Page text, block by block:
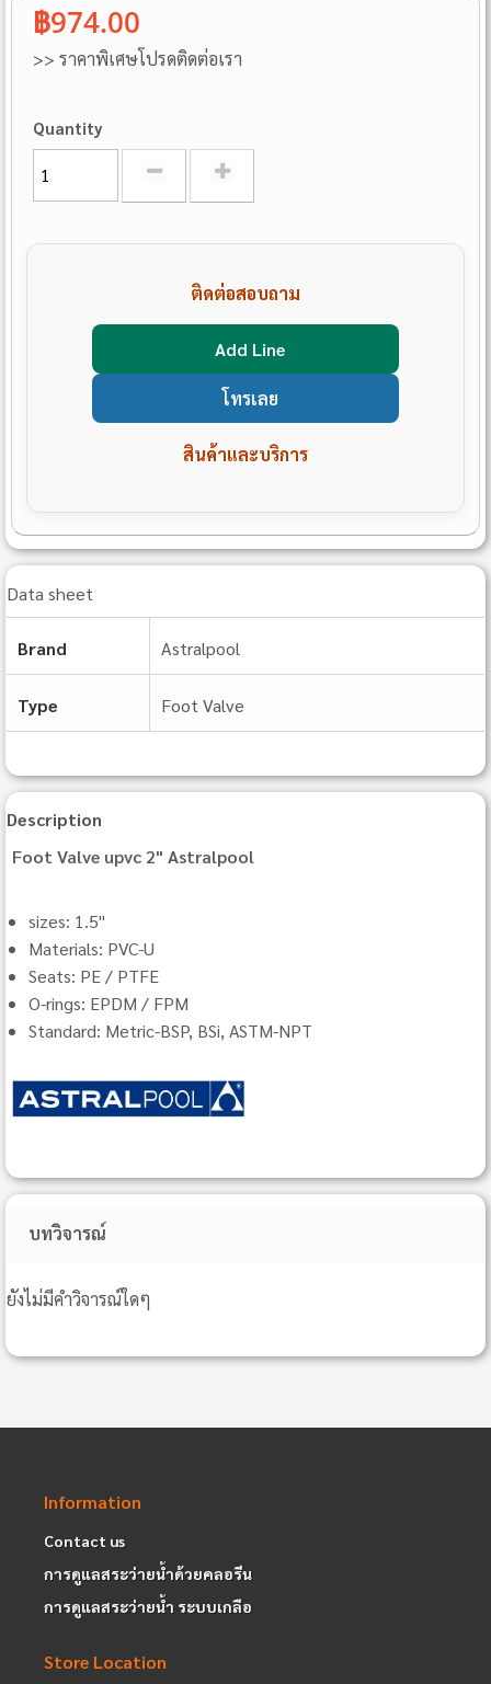
฿974.00
>> ราคาพิเศษโปรดติดต่อเรา
Quantity
ติดต่อสอบถาม
Add Line
โทรเลย
สินค้าและบริการ
Data sheet
Brand Astralpool
Type Foot Valve
Description
Foot Valve upvc 2" Astralpool
sizes: 1.5"
Materials: PVC-U
Seats: PE / PTFE
O-rings: EPDM / FPM
Standard: Metric-BSP, BSi, ASTM-NPT
บทวิจารณ์
ยังไม่มีคำวิจารณ์ใดๆ
Information
Contact us
การดูแลสระว่ายน้ำด้วยคลอรีน
การดูแลสระว่ายน้ำ ระบบเกลือ
Store Location